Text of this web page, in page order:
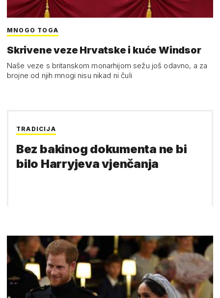
MNOGO TOGA
Skrivene veze Hrvatske i kuće Windsor
Naše veze s britanskom monarhijom sežu još odavno, a za
brojne od njih mnogi nisu nikad ni čuli
TRADICIJA
Bez bakinog dokumenta ne bi
bilo Harryjeva vjenčanja